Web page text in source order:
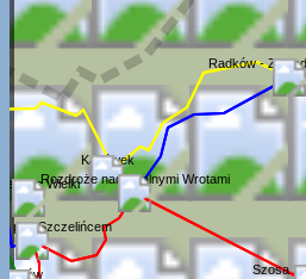
Karłów
Karłówek
Radków -
Rozdroże nad Skalnymi Wrotami
pod Szczelińcem
Wielki
Szosa